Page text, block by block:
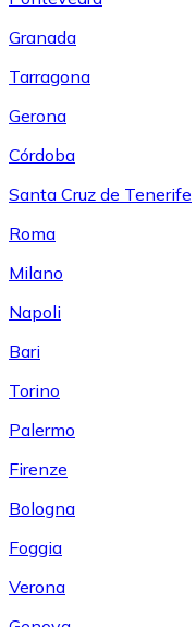
Granada
Tarragona
Gerona
Córdoba
Santa Cruz de Tenerife
Roma
Milano
Napoli
Bari
Torino
Palermo
Firenze
Bologna
Foggia
Verona